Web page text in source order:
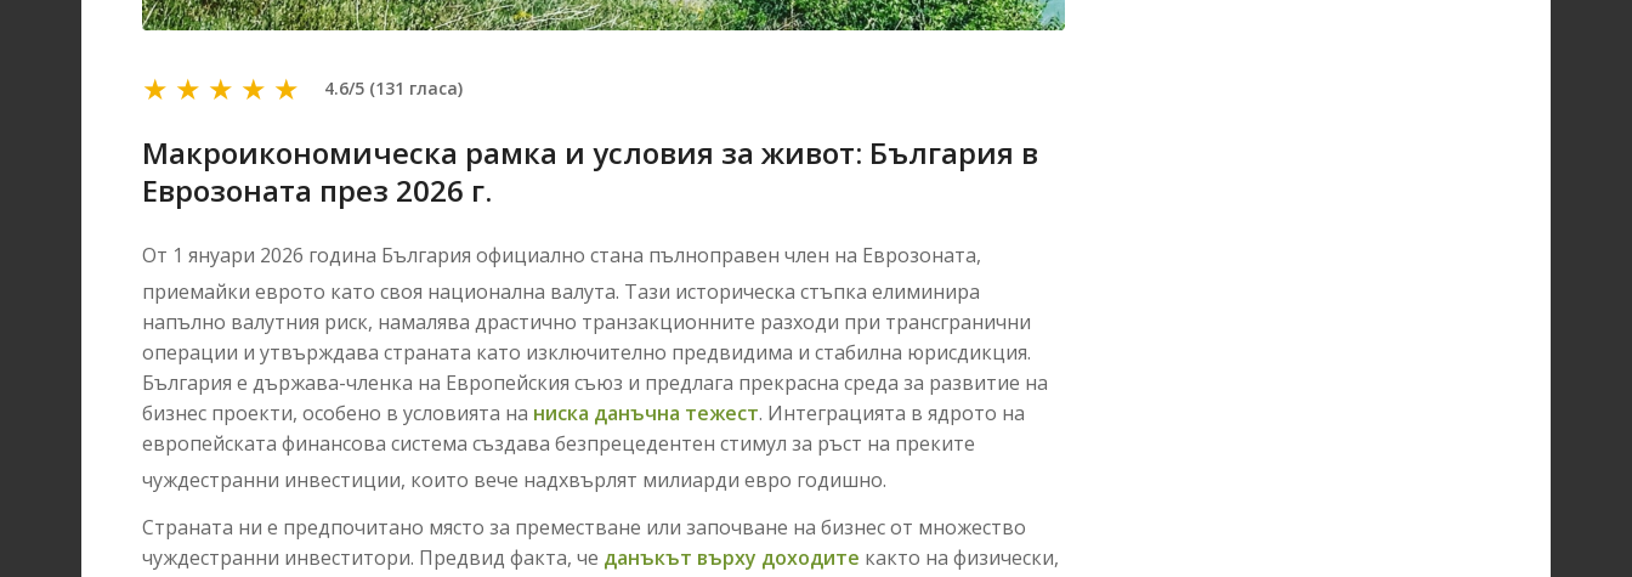
★
★
★
★
★ 4.6/5 (131 гласа)
Макроикономическа рамка и условия за живот: България в
Еврозоната през 2026 г.
От 1 януари 2026 година България официално стана пълноправен член на Еврозоната,
приемайки еврото като своя национална валута. Тази историческа стъпка елиминира
напълно валутния риск, намалява драстично транзакционните разходи при трансгранични
операции и утвърждава страната като изключително предвидима и стабилна юрисдикция.
България е държава-членка на Европейския съюз и предлага прекрасна среда за развитие на
бизнес проекти, особено в условията на ниска данъчна тежест. Интеграцията в ядрото на
европейската финансова система създава безпрецедентен стимул за ръст на преките
чуждестранни инвестиции, които вече надхвърлят милиарди евро годишно.
Страната ни е предпочитано място за преместване или започване на бизнес от множество
чуждестранни инвеститори. Предвид факта, че данъкът върху доходите както на физически,